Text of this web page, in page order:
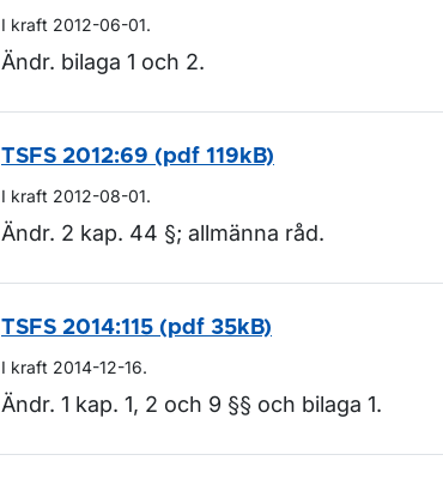
I kraft 2012-06-01.
Ändr. bilaga 1 och 2.
TSFS 2012:69 (pdf 119kB)
I kraft 2012-08-01.
Ändr. 2 kap. 44 §; allmänna råd.
TSFS 2014:115 (pdf 35kB)
I kraft 2014-12-16.
Ändr. 1 kap. 1, 2 och 9 §§ och bilaga 1.